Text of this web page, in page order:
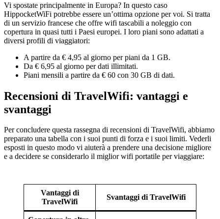
Vi spostate principalmente in Europa? In questo caso
HippocketWiFi potrebbe essere un’ottima opzione per voi. Si tratta
di un servizio francese che offre wifi tascabili a noleggio con
copertura in quasi tutti i Paesi europei. I loro piani sono adattati a
diversi profili di viaggiatori:
A partire da € 4,95 al giorno per piani da 1 GB.
Da € 6,95 al giorno per dati illimitati.
Piani mensili a partire da € 60 con 30 GB di dati.
Recensioni di TravelWifi: vantaggi e
svantaggi
Per concludere questa rassegna di recensioni di TravelWifi, abbiamo
preparato una tabella con i suoi punti di forza e i suoi limiti. Vederli
esposti in questo modo vi aiuterà a prendere una decisione migliore
e a decidere se considerarlo il miglior wifi portatile per viaggiare:
Vantaggi di
TravelWifi
Svantaggi di TravelWifi